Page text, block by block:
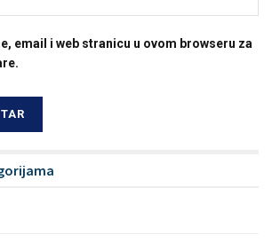
email i web stranicu u ovom browseru za